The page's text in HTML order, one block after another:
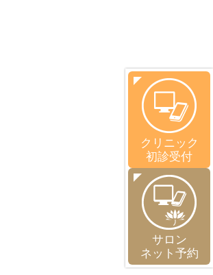
クリニック
初診受付
サロン
ネット予約